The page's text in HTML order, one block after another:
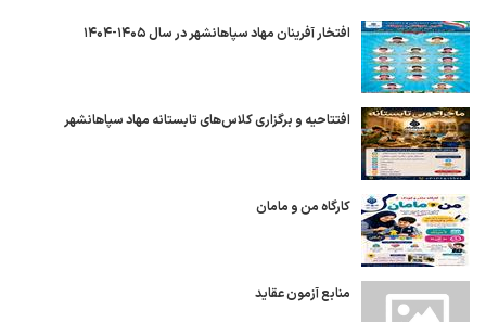
افتخار آفرینان مهاد سپاهانشهر در سال ۱۴۰۵-۱۴۰۴
افتتاحیه و برگزاری کلاس‌های تابستانه مهاد سپاهانشهر
کارگاه من و مامان
منابع آزمون عقاید